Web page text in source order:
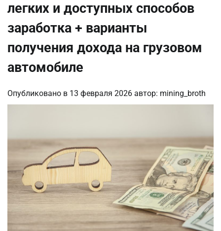
легких и доступных способов
заработка + варианты
получения дохода на грузовом
автомобиле
Опубликовано в 13 февраля 2026 автор: mining_broth